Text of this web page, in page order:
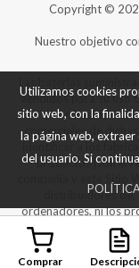
Comprar
Copyright ©
Nuestro objetivo
vendidos para su uso
de ordenadores,
comerciales de
identificar a los
productos [son el
distribuidores
ordenadores, ni los
web son fabricados
de los equipos con
Utilizamos cookies
sitio web, con la
la página web, extraer
del usuario. Si